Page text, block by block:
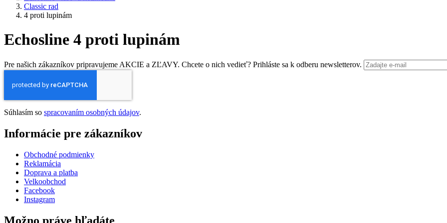
Classic rad
4 proti lupinám
Echosline 4 proti lupinám
Pre našich zákazníkov pripravujeme AKCIE a ZĽAVY. Chcete o nich vedieť? Prihláste sa k odberu newsletterov.
Súhlasím so spracovaním osobných údajov.
Informácie pre zákazníkov
Obchodné podmienky
Reklamácia
Doprava a platba
Velkoobchod
Facebook
Instagram
Možno práve hľadáte